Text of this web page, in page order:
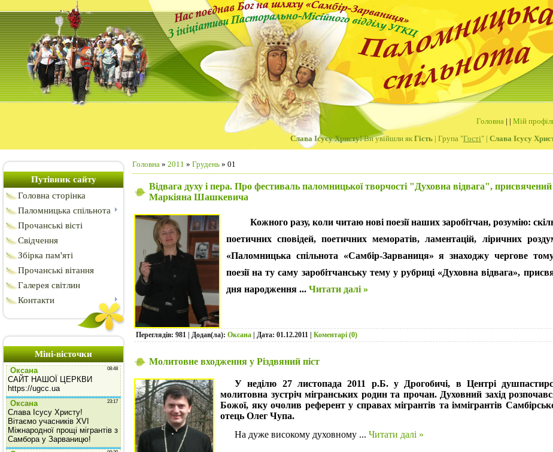
Головна | | Мій
Слава Ісусу Христу!Ви увійшли як Гість | Група "Гості" | Слава Ісусу
Путівник сайту
Головна сторінка
Паломницька спільнота
Прочанські вісті
Свідчення
Збірка пам'яті
Прочанські вітання
Галерея світлин
Контакти
Міні-вісточки
Головна » 2011 » Грудень » 01
Відвага духу і пера. Про фестиваль паломницької творчості "Духовна відвага",
Маркіяна Шашкевича
Кожного разу, коли читаю нові поезії наших заробітчан, розумію:
поетичних сповідей, поетичних меморатів, ламентацій, ліричних
«Паломницька спільнота «Самбір-Зарваниця» я знаходжу чергове
поезії на ту саму заробітчанську тему у рубриці «Духовна відвага»,
дня народження ... Читати далі »
Переглядів: 981 | Додав(ла): Оксана | Дата: 01.12.2011 | Коментарі (0)
Молитовне входження у Різдвяний піст
У неділю 27 листопада 2011 р.Б. у Дрогобичі, в Центрі
молитовна зустріч мігранських родин та прочан. Духовний захід
Божої, яку очолив референт у справах мігрантів та іммігрантів
отець Олег Чупа.
На дуже високому духовному ... Читати далі »